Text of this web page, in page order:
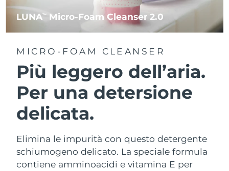
LUNATM Micro-Foam Cleanser 2.0
MICRO-FOAM CLEANSER
Più leggero dell’aria.
Per una detersione
delicata.
Elimina le impurità con questo detergente
schiumogeno delicato. La speciale formula
contiene amminoacidi e vitamina E per